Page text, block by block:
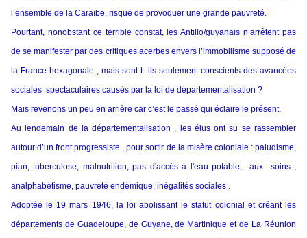
l’ensemble de la Caraïbe, risque de provoquer une grande pauvreté.
Pourtant, nonobstant ce terrible constat, les Antillo/guyanais n’arrêtent pas
de se manifester par des critiques acerbes envers l’immobilisme supposé de
la France hexagonale , mais sont-t- ils seulement conscients des avancées
sociales spectaculaires causés par la loi de départementalisation ?
Mais revenons un peu en arrière car c’est le passé qui éclaire le présent.
Au lendemain de la départementalisation , les élus ont su se rassembler
autour d’un front progressiste , pour sortir de la misère coloniale : paludisme,
pian, tuberculose, malnutrition, pas d'accès à l'eau potable, aux soins ,
analphabétisme, pauvreté endémique, inégalités sociales .
Adoptée le 19 mars 1946, la loi abolissant le statut colonial et créant les
départements de Guadeloupe, de Guyane, de Martinique et de La Réunion